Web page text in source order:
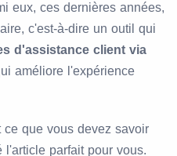
eux, ces dernières années,
c'est-à-dire un outil qui
d'assistance client via
améliore l'expérience
que vous devez savoir
parfait pour vous.